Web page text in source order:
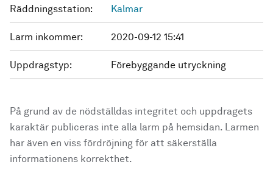
Räddningsstation: Kalmar
Larm inkommer: 2020-09-12 15:41
Uppdragstyp: Förebyggande utryckning
På grund av de nödställdas integritet och uppdragets
karaktär publiceras inte alla larm på hemsidan. Larmen
har även en viss fördröjning för att säkerställa
informationens korrekthet.